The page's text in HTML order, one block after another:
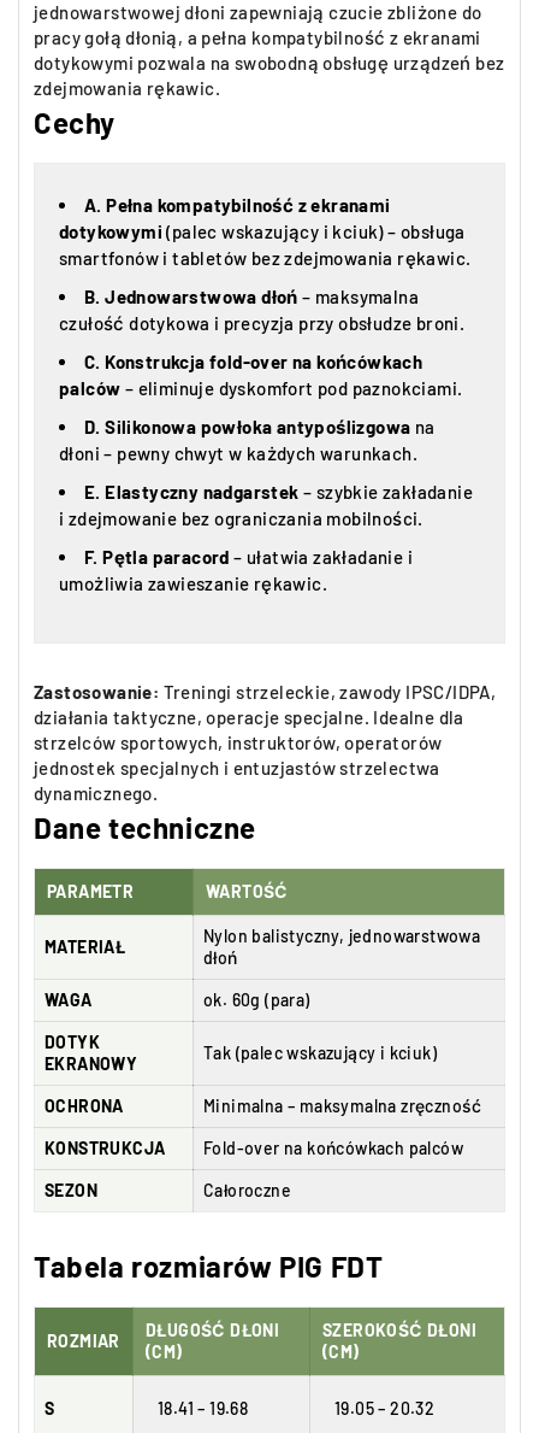
jednowarstwowej dłoni zapewniają czucie zbliżone do
pracy gołą dłonią, a pełna kompatybilność z ekranami
dotykowymi pozwala na swobodną obsługę urządzeń bez
zdejmowania rękawic.
Cechy
A. Pełna kompatybilność z ekranami
dotykowymi (palec wskazujący i kciuk) – obsługa
smartfonów i tabletów bez zdejmowania rękawic.
B. Jednowarstwowa dłoń – maksymalna
czułość dotykowa i precyzja przy obsłudze broni.
C. Konstrukcja fold-over na końcówkach
palców – eliminuje dyskomfort pod paznokciami.
D. Silikonowa powłoka antypoślizgowa na
dłoni – pewny chwyt w każdych warunkach.
E. Elastyczny nadgarstek – szybkie zakładanie
i zdejmowanie bez ograniczania mobilności.
F. Pętla paracord – ułatwia zakładanie i
umożliwia zawieszanie rękawic.
Zastosowanie: Treningi strzeleckie, zawody IPSC/IDPA,
działania taktyczne, operacje specjalne. Idealne dla
strzelców sportowych, instruktorów, operatorów
jednostek specjalnych i entuzjastów strzelectwa
dynamicznego.
Dane techniczne
PARAMETR WARTOŚĆ
MATERIAŁ
Nylon balistyczny, jednowarstwowa
dłoń
WAGA ok. 60g (para)
DOTYK
EKRANOWY
Tak (palec wskazujący i kciuk)
OCHRONA Minimalna – maksymalna zręczność
KONSTRUKCJA Fold-over na końcówkach palców
SEZON Całoroczne
Tabela rozmiarów PIG FDT
ROZMIAR
DŁUGOŚĆ DŁONI
(CM)
SZEROKOŚĆ DŁONI
(CM)
S 18.41 – 19.68 19.05 – 20.32